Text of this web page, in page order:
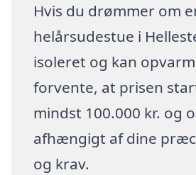
Hvis du drømmer om
helårsudestue i
isoleret og kan
forvente, at prisen
mindst 100.000 kr. og
afhængigt af dine
og krav.